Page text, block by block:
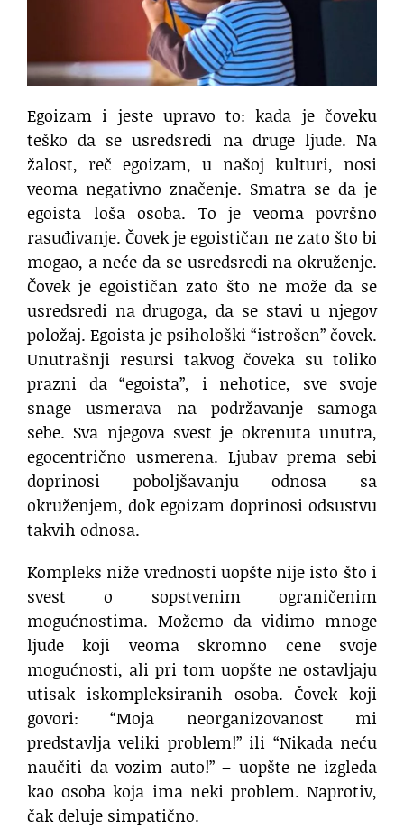
Egoizam i jeste upravo to: kada je čoveku
teško da se usredsredi na druge ljude. Na
žalost, reč egoizam, u našoj kulturi, nosi
veoma negativno značenje. Smatra se da je
egoista loša osoba. To je veoma površno
rasuđivanje. Čovek je egoističan ne zato što bi
mogao, a neće da se usredsredi na okruženje.
Čovek je egoističan zato što ne može da se
usredsredi na drugoga, da se stavi u njegov
položaj. Egoista je psihološki “istrošen” čovek.
Unutrašnji resursi takvog čoveka su toliko
prazni da “egoista”, i nehotice, sve svoje
snage usmerava na podržavanje samoga
sebe. Sva njegova svest je okrenuta unutra,
egocentrično usmerena. Ljubav prema sebi
doprinosi poboljšavanju odnosa sa
okruženjem, dok egoizam doprinosi odsustvu
takvih odnosa.
Kompleks niže vrednosti uopšte nije isto što i
svest o sopstvenim ograničenim
mogućnostima. Možemo da vidimo mnoge
ljude koji veoma skromno cene svoje
mogućnosti, ali pri tom uopšte ne ostavljaju
utisak iskompleksiranih osoba. Čovek koji
govori: “Moja neorganizovanost mi
predstavlja veliki problem!” ili “Nikada neću
naučiti da vozim auto!” – uopšte ne izgleda
kao osoba koja ima neki problem. Naprotiv,
čak deluje simpatično.